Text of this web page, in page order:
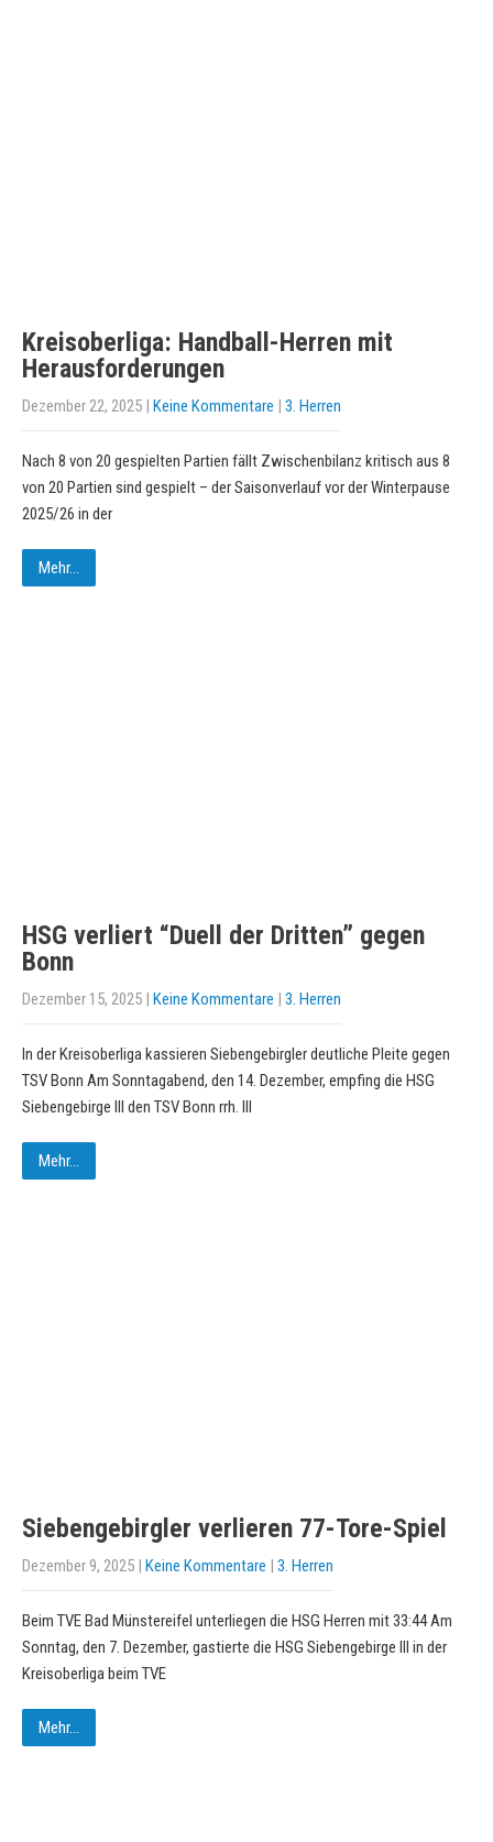
Kreisoberliga: Handball-Herren mit
Herausforderungen
Dezember 22, 2025 | Keine Kommentare | 3. Herren
Nach 8 von 20 gespielten Partien fällt Zwischenbilanz kritisch aus 8
von 20 Partien sind gespielt – der Saisonverlauf vor der Winterpause
2025/26 in der
Mehr...
HSG verliert “Duell der Dritten” gegen
Bonn
Dezember 15, 2025 | Keine Kommentare | 3. Herren
In der Kreisoberliga kassieren Siebengebirgler deutliche Pleite gegen
TSV Bonn Am Sonntagabend, den 14. Dezember, empfing die HSG
Siebengebirge III den TSV Bonn rrh. III
Mehr...
Siebengebirgler verlieren 77-Tore-Spiel
Dezember 9, 2025 | Keine Kommentare | 3. Herren
Beim TVE Bad Münstereifel unterliegen die HSG Herren mit 33:44 Am
Sonntag, den 7. Dezember, gastierte die HSG Siebengebirge III in der
Kreisoberliga beim TVE
Mehr...